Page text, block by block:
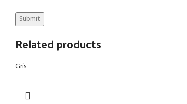
Related products
Gris